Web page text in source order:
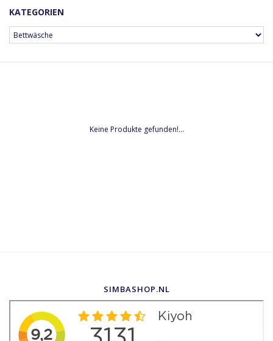
KATEGORIEN
Keine Produkte gefunden!...
SIMBASHOP.NL